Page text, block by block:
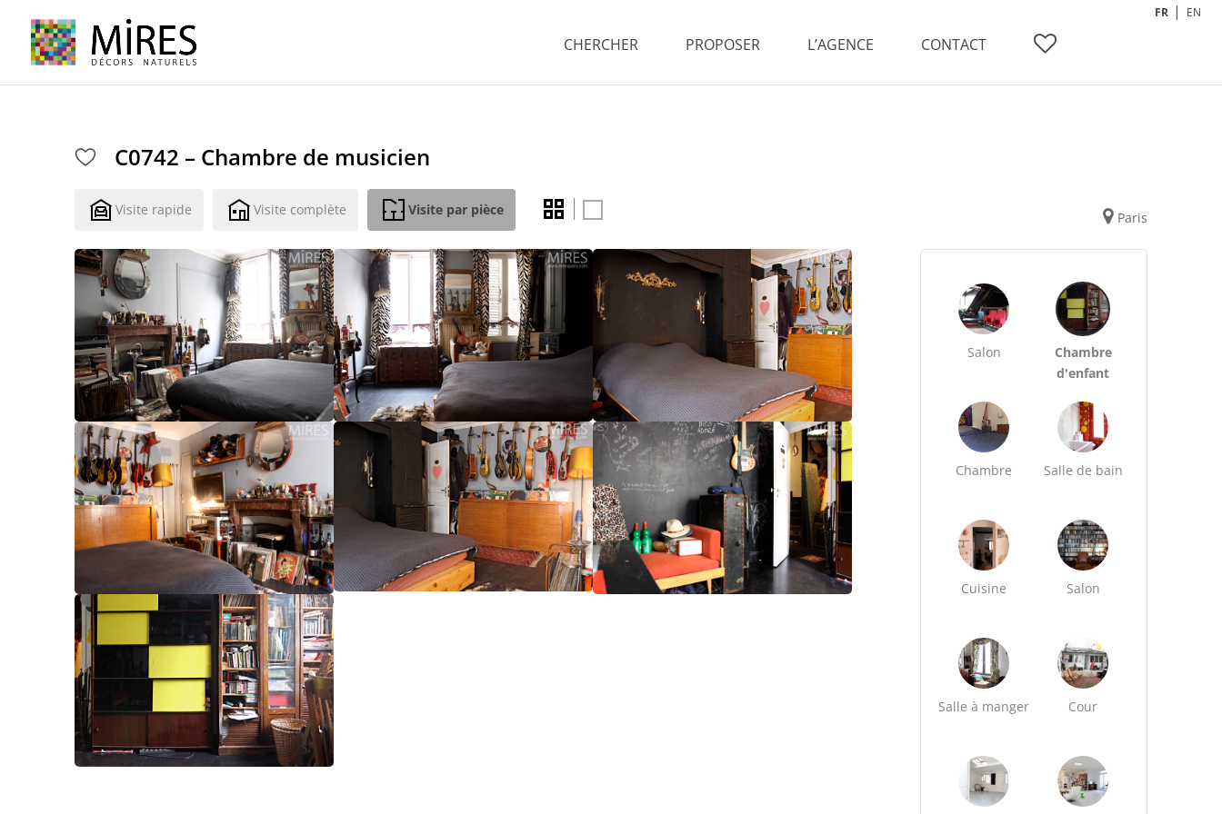
CHERCHER PROPOSER L’AGENCE CONTACT
FR EN
C0742 – Chambre de musicien
Visite rapide Visite complète Visite par pièce Paris
Salon
Chambre
d'enfant
Chambre Salle de bain
Cuisine Salon
Salle à manger Cour